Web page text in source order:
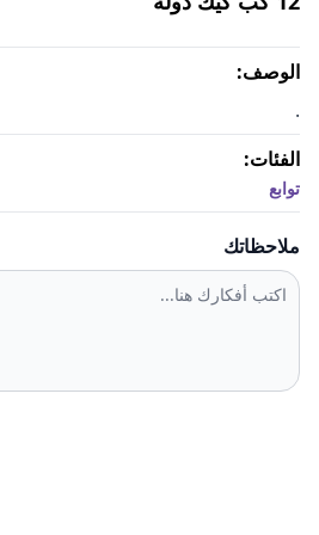
الوصف:
.
الفئات:
توابع
ملاحظاتك